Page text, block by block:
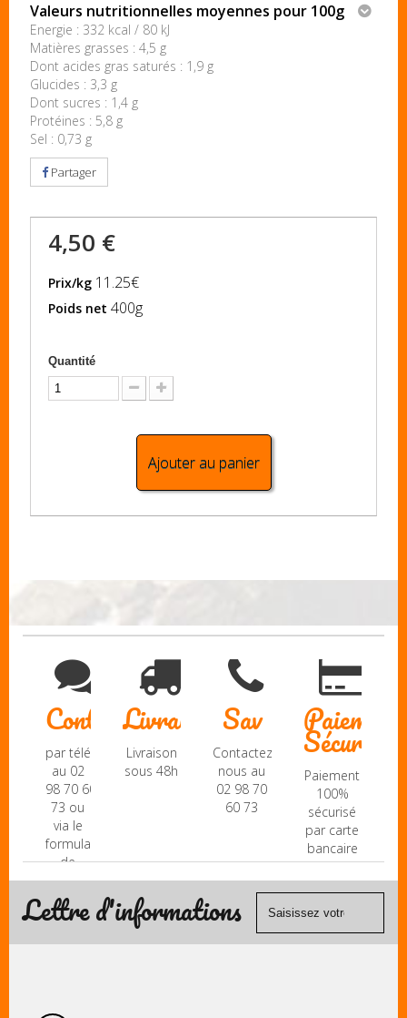
Valeurs nutritionnelles moyennes pour 100g
Energie : 332 kcal / 80 kJ
Matières grasses : 4,5 g
Dont acides gras saturés : 1,9 g
Glucides : 3,3 g
Dont sucres : 1,4 g
Protéines : 5,8 g
Sel : 0,73 g
Partager
4,50 €
Prix/kg 11.25€
Poids net 400g
Quantité
Ajouter au panier
Contact
par téléphone
au 02
98 70 60
73 ou
via le
formulaire
de
contact
Livraison
Livraison
sous 48h
Sav
Contactez-
nous au
02 98 70
60 73
Paiement
Sécurisé
Paiement
100%
sécurisé
par carte
bancaire
(Mastercard,
Visa, ...) et
Lettre d'informations